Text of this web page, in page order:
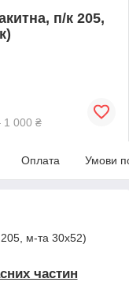
п/к 205,
1 000 ₴
Оплата Умови
м-та 30х52)
частин